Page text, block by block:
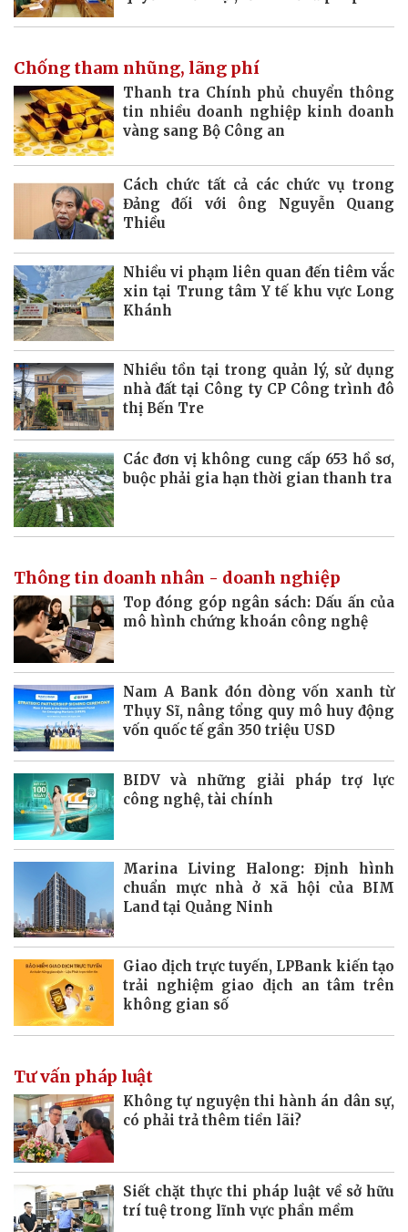
Chống tham nhũng, lãng phí
Thanh tra Chính phủ chuyển thông
tin nhiều doanh nghiệp kinh doanh
vàng sang Bộ Công an
Cách chức tất cả các chức vụ trong
Đảng đối với ông Nguyễn Quang
Thiều
Nhiều vi phạm liên quan đến tiêm vắc
xin tại Trung tâm Y tế khu vực Long
Khánh
Nhiều tồn tại trong quản lý, sử dụng
nhà đất tại Công ty CP Công trình đô
thị Bến Tre
Các đơn vị không cung cấp 653 hồ sơ,
buộc phải gia hạn thời gian thanh tra
Thông tin doanh nhân - doanh nghiệp
Top đóng góp ngân sách: Dấu ấn của
mô hình chứng khoán công nghệ
Nam A Bank đón dòng vốn xanh từ
Thụy Sĩ, nâng tổng quy mô huy động
vốn quốc tế gần 350 triệu USD
BIDV và những giải pháp trợ lực
công nghệ, tài chính
Marina Living Halong: Định hình
chuẩn mực nhà ở xã hội của BIM
Land tại Quảng Ninh
Giao dịch trực tuyến, LPBank kiến tạo
trải nghiệm giao dịch an tâm trên
không gian số
Tư vấn pháp luật
Không tự nguyện thi hành án dân sự,
có phải trả thêm tiền lãi?
Siết chặt thực thi pháp luật về sở hữu
trí tuệ trong lĩnh vực phần mềm